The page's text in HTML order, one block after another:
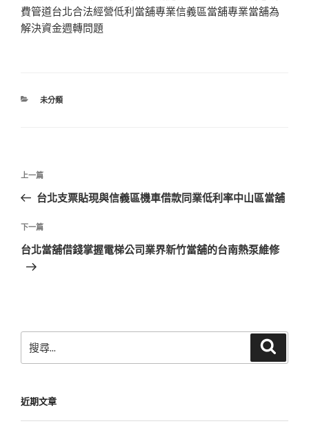
費管道台北合法經營低利當舖專業信義區當舖專業當舖為
解決資金週轉問題
分
未分類
文
導
覽
上
一
文
章
上一篇
台北支票貼現與信義區機車借款同業低利率中山區當舖
下
一
下一篇
台北當舖借錢掌握電梯公司業界新竹當舖的台南熱泵維修
尋
字:
近期文章